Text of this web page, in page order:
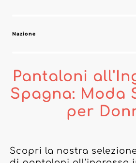
Nazione
Pantaloni
Spagna: Moda
per
Scopri la nostra